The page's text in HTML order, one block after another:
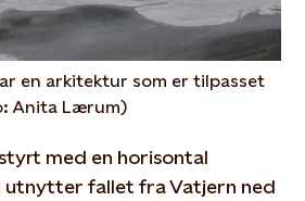
en arkitektur som er tilpasset
Anita Lærum)
med en horisontal
utnytter fallet fra Vatjern ned